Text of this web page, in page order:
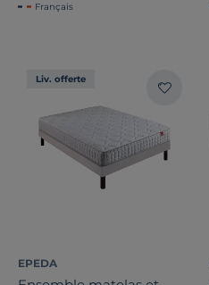
Français
Liv. offerte
EPEDA